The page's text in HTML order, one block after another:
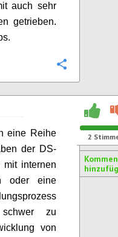
auch sehr
getrieben.
eine Reihe
der DS-
internen
oder eine
zu
von
2